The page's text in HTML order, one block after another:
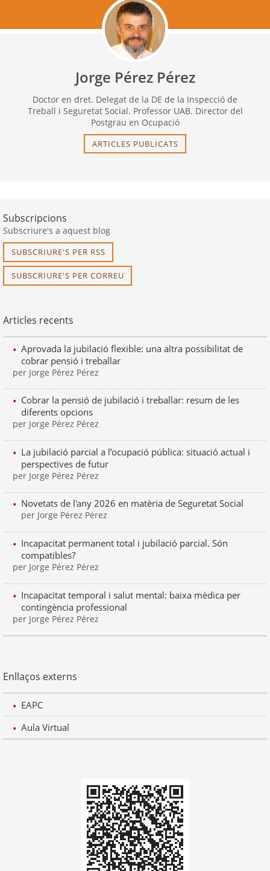
Jorge Pérez Pérez
Doctor en dret. Delegat de la DE de la Inspecció de
Treball i Seguretat Social. Professor UAB. Director del
Postgrau en Ocupació
ARTICLES PUBLICATS
Subscripcions
Subscriure's a aquest blog
SUBSCRIURE'S PER RSS
SUBSCRIURE'S PER CORREU
Articles recents
Aprovada la jubilació flexible: una altra possibilitat de
cobrar pensió i treballar
per Jorge Pérez Pérez
Cobrar la pensió de jubilació i treballar: resum de les
diferents opcions
per Jorge Pérez Pérez
La jubilació parcial a l’ocupació pública: situació actual i
perspectives de futur
per Jorge Pérez Pérez
Novetats de l'any 2026 en matèria de Seguretat Social
per Jorge Pérez Pérez
Incapacitat permanent total i jubilació parcial. Són
compatibles?
per Jorge Pérez Pérez
Incapacitat temporal i salut mental: baixa mèdica per
contingència professional
per Jorge Pérez Pérez
Enllaços externs
EAPC
Aula Virtual